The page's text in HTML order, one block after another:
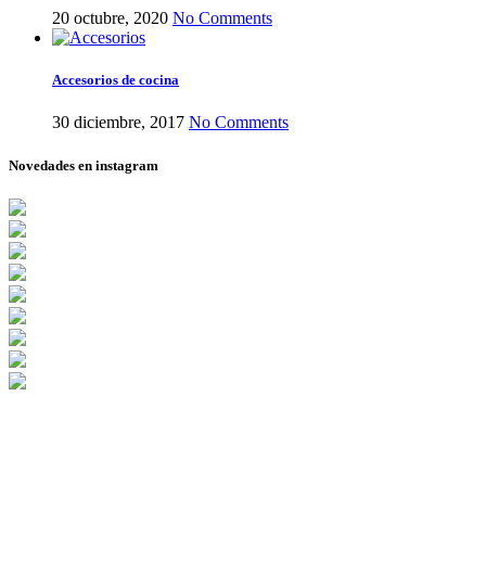
20 octubre, 2020 No Comments
Accesorios de cocina
30 diciembre, 2017 No Comments
Novedades en instagram